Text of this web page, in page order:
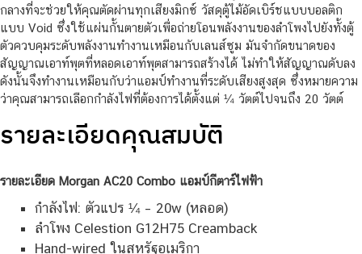
กลางที่จะช่วยให้คุณตัดผ่านทุกเสียงมิกซ์ วัสดุตู้ไม้อัดเบิร์ชแบบบอลติก
แบบ Void ซึ่งใช้แผ่นกั้นตายตัวเพื่อถ่ายโอนพลังงานของลำโพงไปยังทั้งตู้
ตัวควบคุมระดับพลังงานทำงานเหมือนกับเลนส์ซูม มันจำกัดขนาดของ
สัญญาณเอาท์พุตที่หลอดเอาท์พุตสามารถสร้างได้ ไม่ทำให้สัญญาณดับลง
ดังนั้นจึงทำงานเหมือนกับว่าแอมป์ทำงานที่ระดับเสียงสูงสุด ซึ่งหมายความ
ว่าคุณสามารถเลือกกำลังไฟที่ต้องการได้ตั้งแต่ ¼ วัตต์ไปจนถึง 20 วัตต์
รายละเอียดคุณสมบัติ
รายละเอียด Morgan AC20 Combo แอมป์กีตาร์ไฟฟ้า
กำลังไฟ: ตัวแปร ¼ – 20w (หลอด)
ลำโพง Celestion G12H75 Creamback
Hand-wired ในสหรัฐอเมริกา